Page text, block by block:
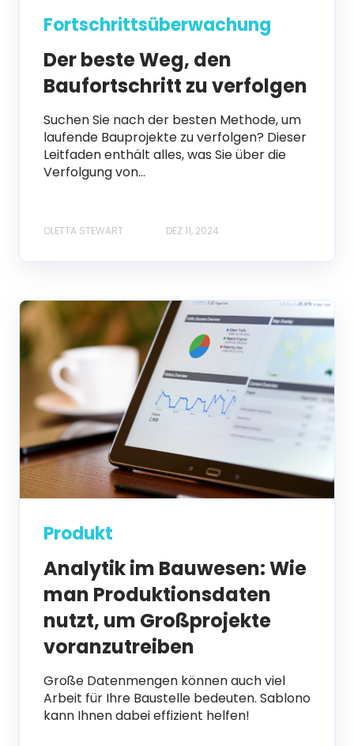
Fortschrittsüberwachung
Der beste Weg, den
Baufortschritt zu verfolgen
Suchen Sie nach der besten Methode, um
laufende Bauprojekte zu verfolgen? Dieser
Leitfaden enthält alles, was Sie über die
Verfolgung von...
OLETTA STEWART DEZ 11, 2024
Produkt
Analytik im Bauwesen: Wie
man Produktionsdaten
nutzt, um Großprojekte
voranzutreiben
Große Datenmengen können auch viel
Arbeit für Ihre Baustelle bedeuten. Sablono
kann Ihnen dabei effizient helfen!